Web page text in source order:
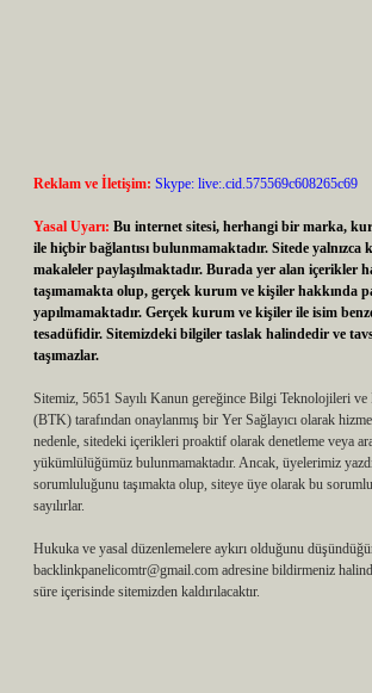
Reklam ve İletişim: Skype: live:.cid.575569c608265c69
Yasal Uyarı: Bu internet sitesi, herhangi bir marka,
ile hiçbir bağlantısı bulunmamaktadır. Sitede yalnızca
makaleler paylaşılmaktadır. Burada yer alan içerikler
taşımamakta olup, gerçek kurum ve kişiler hakkında
yapılmamaktadır. Gerçek kurum ve kişiler ile isim
tesadüfidir. Sitemizdeki bilgiler taslak halindedir ve
taşımazlar.
Sitemiz, 5651 Sayılı Kanun gereğince Bilgi Teknolojileri
(BTK) tarafından onaylanmış bir Yer Sağlayıcı olarak
nedenle, sitedeki içerikleri proaktif olarak denetleme veya
yükümlülüğümüz bulunmamaktadır. Ancak, üyelerimiz
sorumluluğunu taşımakta olup, siteye üye olarak bu
sayılırlar.
Hukuka ve yasal düzenlemelere aykırı olduğunu
backlinkpanelicomtr@gmail.com adresine bildirmeniz
süre içerisinde sitemizden kaldırılacaktır.